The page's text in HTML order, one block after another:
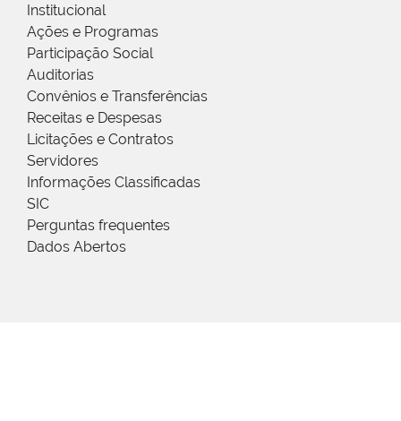
Institucional
Ações e Programas
Participação Social
Auditorias
Convênios e Transferências
Receitas e Despesas
Licitações e Contratos
Servidores
Informações Classificadas
SIC
Perguntas frequentes
Dados Abertos